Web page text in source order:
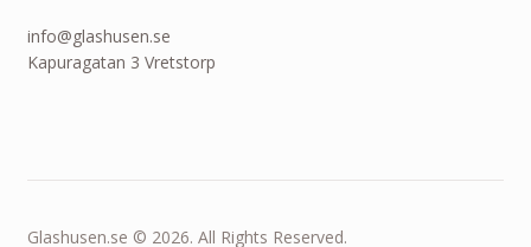
info@glashusen.se
Kapuragatan 3 Vretstorp
Glashusen.se © 2026. All Rights Reserved.